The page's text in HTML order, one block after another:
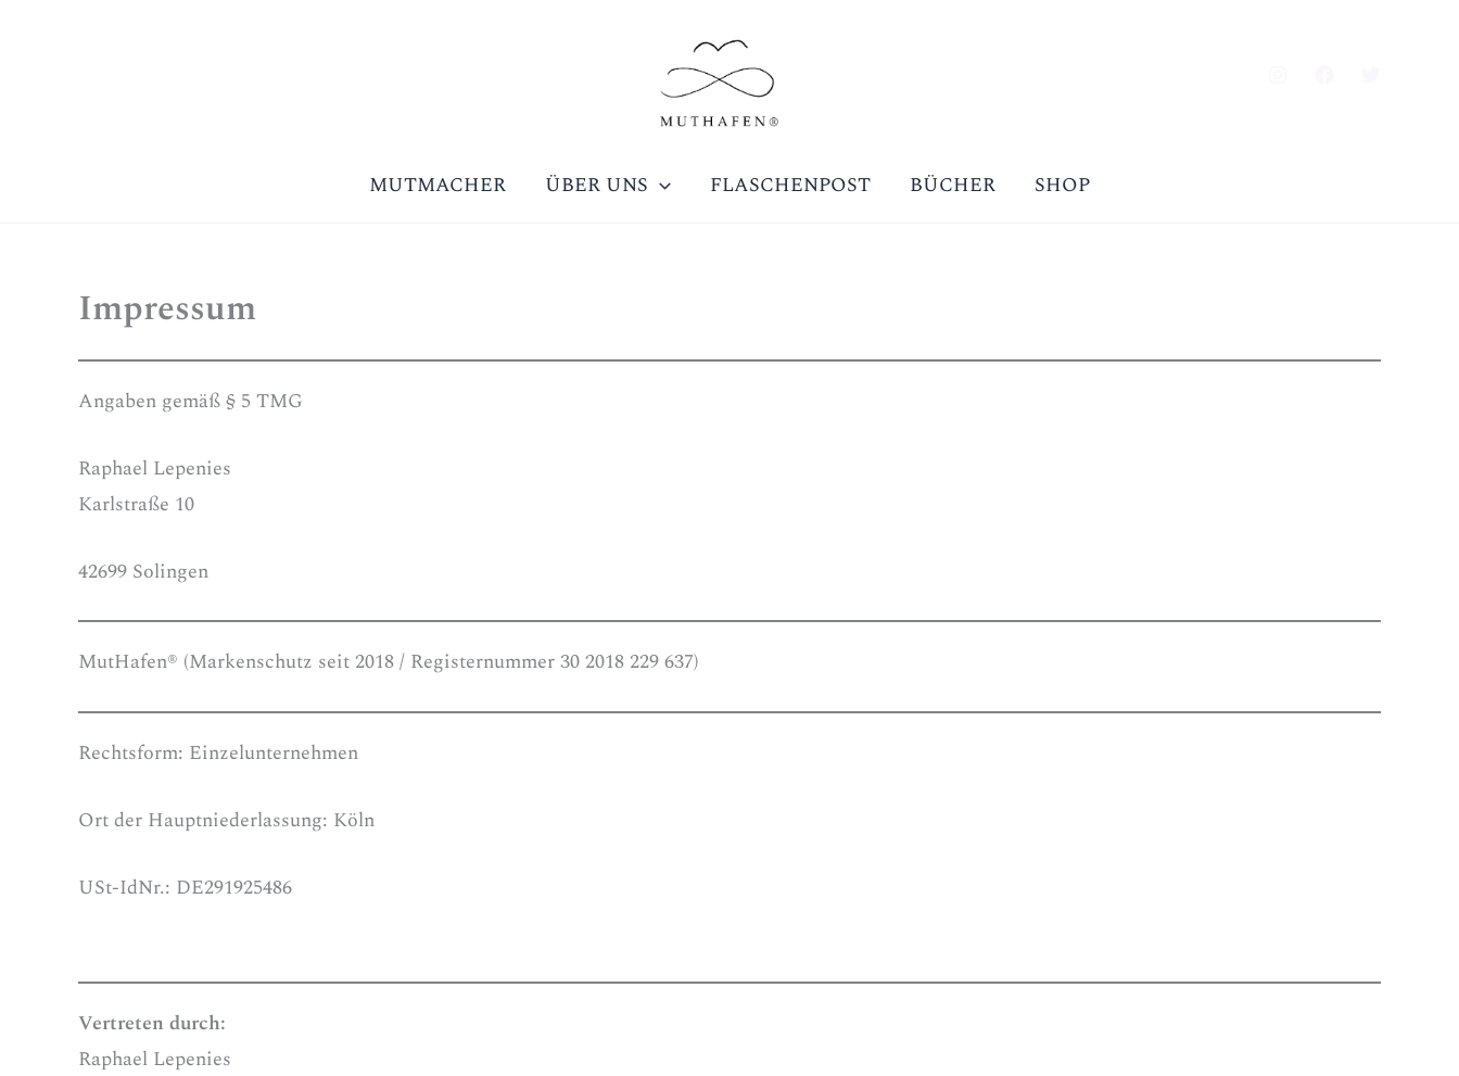
MUTMACHER ÜBER UNS FLASCHENPOST BÜCHER SHOP
Impressum
Angaben gemäß § 5 TMG
Raphael Lepenies
Karlstraße 10
42699 Solingen
MutHafen® (Markenschutz seit 2018 / Registernummer 30 2018 229 637)
Rechtsform: Einzelunternehmen
Ort der Hauptniederlassung: Köln
USt-IdNr.: DE291925486
Vertreten durch:
Raphael Lepenies